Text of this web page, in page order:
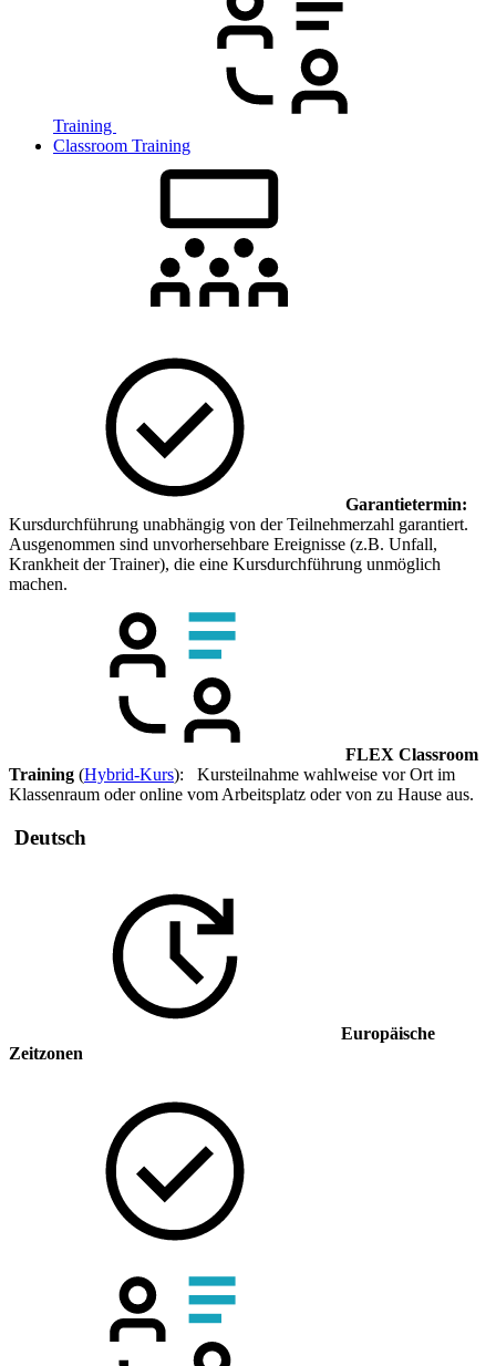
Training
Classroom Training
Garantietermin:
Kursdurchführung unabhängig von der Teilnehmerzahl garantiert.
Ausgenommen sind unvorhersehbare Ereignisse (z.B. Unfall,
Krankheit der Trainer), die eine Kursdurchführung unmöglich
machen.
FLEX Classroom
Training (Hybrid-Kurs): Kursteilnahme wahlweise vor Ort im
Klassenraum oder online vom Arbeitsplatz oder von zu Hause aus.
Deutsch
Europäische
Zeitzonen